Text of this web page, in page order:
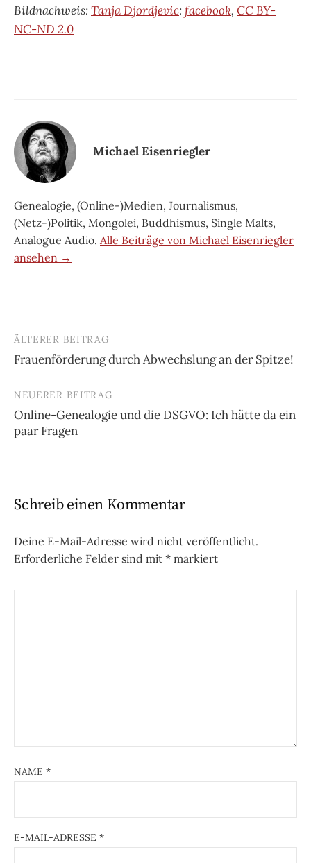
Bildnachweis:Tanja Djordjevic:facebook, CC BY-
NC-ND 2.0
Michael Eisenriegler
Genealogie, (Online-)Medien, Journalismus,
(Netz-)Politik, Mongolei, Buddhismus, Single Malts,
Analogue Audio. Alle Beiträge von Michael Eisenriegler
ansehen →
Beitrags-
Navigation
ÄLTERER BEITRAG
Frauenförderung durch Abwechslung an der Spitze!
NEUERER BEITRAG
Online-Genealogie und die DSGVO: Ich hätte da ein
paar Fragen
Schreib einen Kommentar
Deine E-Mail-Adresse wird nicht veröffentlicht.
Erforderliche Felder sind mit * markiert
NAME *
E-MAIL-ADRESSE *